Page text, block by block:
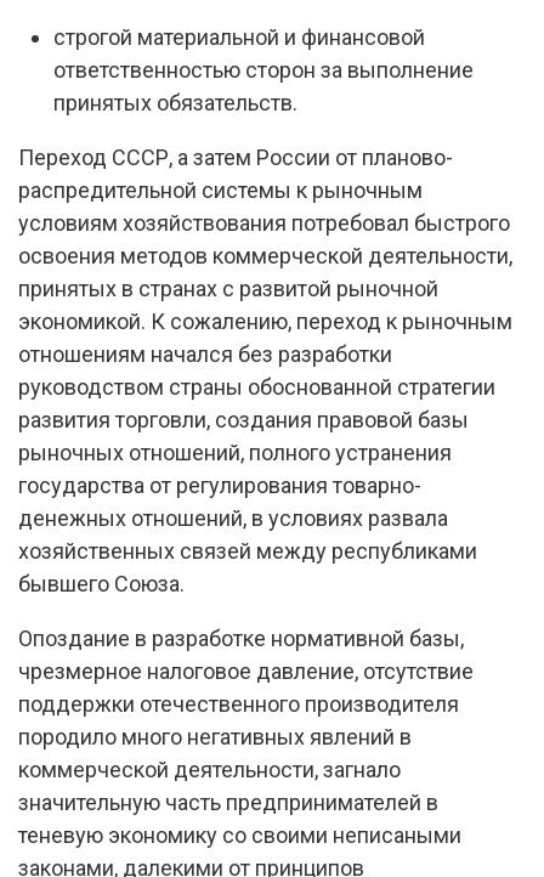
строгой материальной и финансовой
ответственностью сторон за выполнение
принятых обязательств.
Переход СССР, а затем России от планово-
распредительной системы к рыночным
условиям хозяйствования потребовал быстрого
освоения методов коммерческой деятельности,
принятых в странах с развитой рыночной
экономикой. К сожалению, переход к рыночным
отношениям начался без разработки
руководством страны обоснованной стратегии
развития торговли, создания правовой базы
рыночных отношений, полного устранения
государства от регулирования товарно-
денежных отношений, в условиях развала
хозяйственных связей между республиками
бывшего Союза.
Опоздание в разработке нормативной базы,
чрезмерное налоговое давление, отсутствие
поддержки отечественного производителя
породило много негативных явлений в
коммерческой деятельности, загнало
значительную часть предпринимателей в
теневую экономику со своими неписаными
законами, далекими от принципов